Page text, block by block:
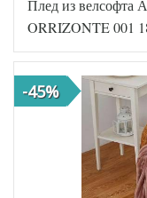
Артикул
покрывала
Ткань
Производитель
Плед из
ORRIZONTE 001
-45%